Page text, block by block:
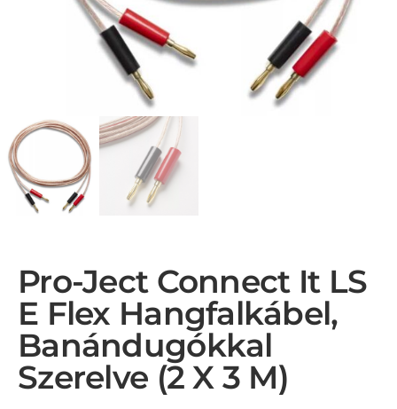
Pro-Ject Connect It LS
E Flex Hangfalkábel,
Banándugókkal
Szerelve (2 X 3 M)